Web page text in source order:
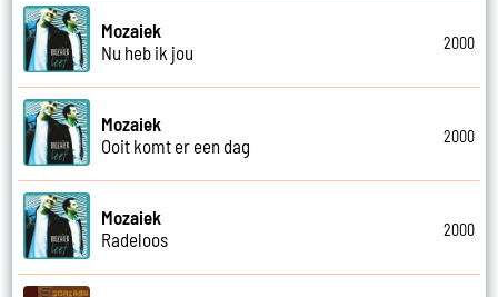
Mozaiek
Nu heb ik jou
2000
Mozaiek
Ooit komt er een dag
2000
Mozaiek
Radeloos
2000